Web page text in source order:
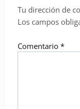
Tu dirección de
Los campos
Comentario *